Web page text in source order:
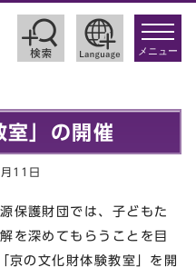
toggle
メニュー
室」の開催
11日
保護財団では、子どもた
を深めてもらうことを目
の文化財体験教室」を開